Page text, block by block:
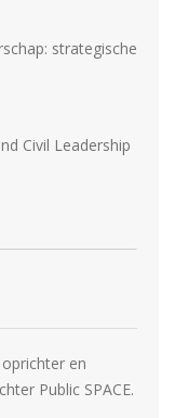
strategische
Civil Leadership
en
Public SPACE.